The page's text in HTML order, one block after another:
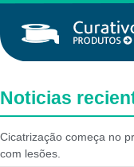
Noticias
Cicatrização começa no
com lesões.